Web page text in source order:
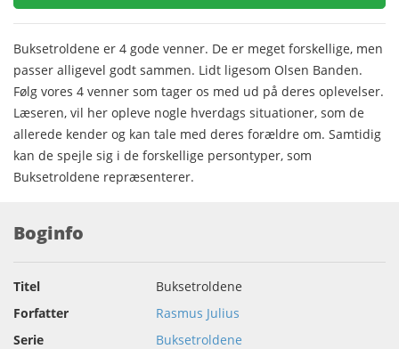
Buksetroldene er 4 gode venner. De er meget forskellige, men
passer alligevel godt sammen. Lidt ligesom Olsen Banden.
Følg vores 4 venner som tager os med ud på deres oplevelser.
Læseren, vil her opleve nogle hverdags situationer, som de
allerede kender og kan tale med deres forældre om. Samtidig
kan de spejle sig i de forskellige persontyper, som
Buksetroldene repræsenterer.
Boginfo
Titel
Buksetroldene
Forfatter
Rasmus Julius
Serie
Buksetroldene